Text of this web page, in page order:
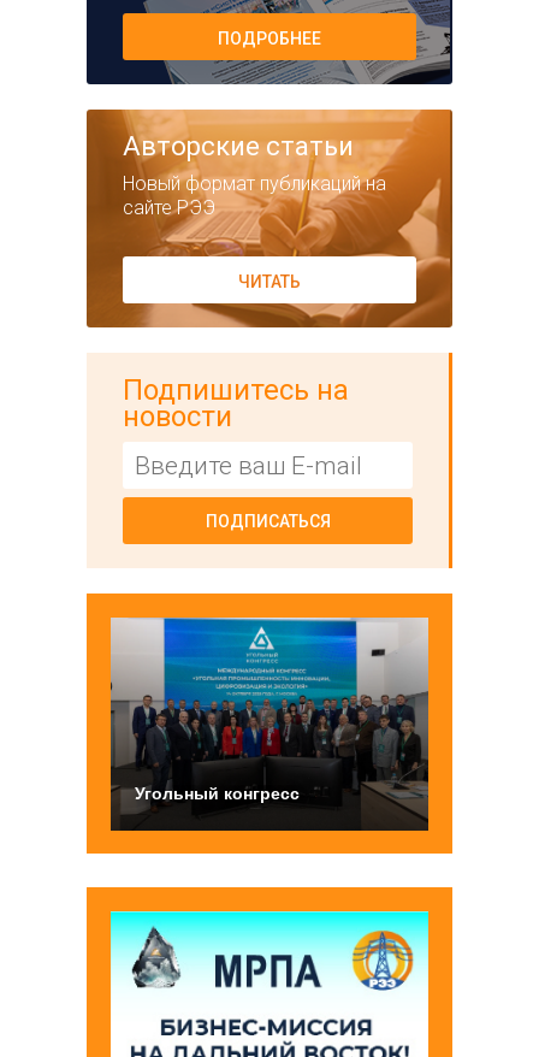
ПОДРОБНЕЕ
Авторские статьи
Новый формат публикаций на
сайте РЭЭ
ЧИТАТЬ
Подпишитесь на
новости
ПОДПИСАТЬСЯ
Угольный конгресс